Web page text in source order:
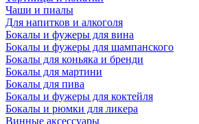
Чаши и пиалы
Для напитков и алкоголя
Бокалы и фужеры для вина
Бокалы и фужеры для шампанского
Бокалы для коньяка и бренди
Бокалы для мартини
Бокалы для пива
Бокалы и фужеры для коктейля
Бокалы и рюмки для ликера
Винные аксессуары